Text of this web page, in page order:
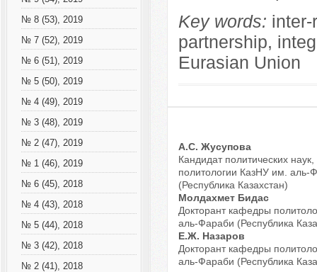
№ 8 (53), 2019
№ 7 (52), 2019
№ 6 (51), 2019
№ 5 (50), 2019
№ 4 (49), 2019
№ 3 (48), 2019
№ 2 (47), 2019
№ 1 (46), 2019
№ 6 (45), 2018
№ 4 (43), 2018
№ 5 (44), 2018
№ 3 (42), 2018
№ 2 (41), 2018
Key words:
partnership,
Eurasian Union
А.С. Жусупова
Кандидат политических
политологии КазНУ им. аль-
(Республика Казахстан)
Молдахмет Бидас
Докторант кафедры
аль-Фараби (Республика
Е.Ж. Назаров
Докторант кафедры
аль-Фараби (Республика